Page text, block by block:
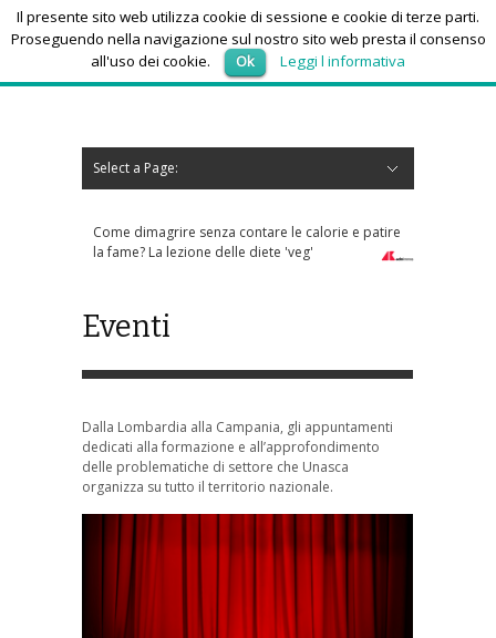
sabato 8, Agosto 2026
Select a Page:
dimagrire senza contare le calorie e patire
fame? La lezione delle diete 'veg'
Sos anziani per truffe
che risponde ai numeri
Eventi
Dalla Lombardia alla Campania, gli appuntamenti
dedicati alla formazione e all’approfondimento
delle problematiche di settore che Unasca
organizza su tutto il territorio nazionale.
Il presente sito web utilizza cookie di sessione e cookie di terze parti.
Proseguendo nella navigazione sul nostro sito web presta il consenso
all'uso dei cookie.
Ok Leggi l informativa